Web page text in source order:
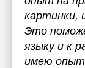
картинки,
Это
языку и к
имею опыт